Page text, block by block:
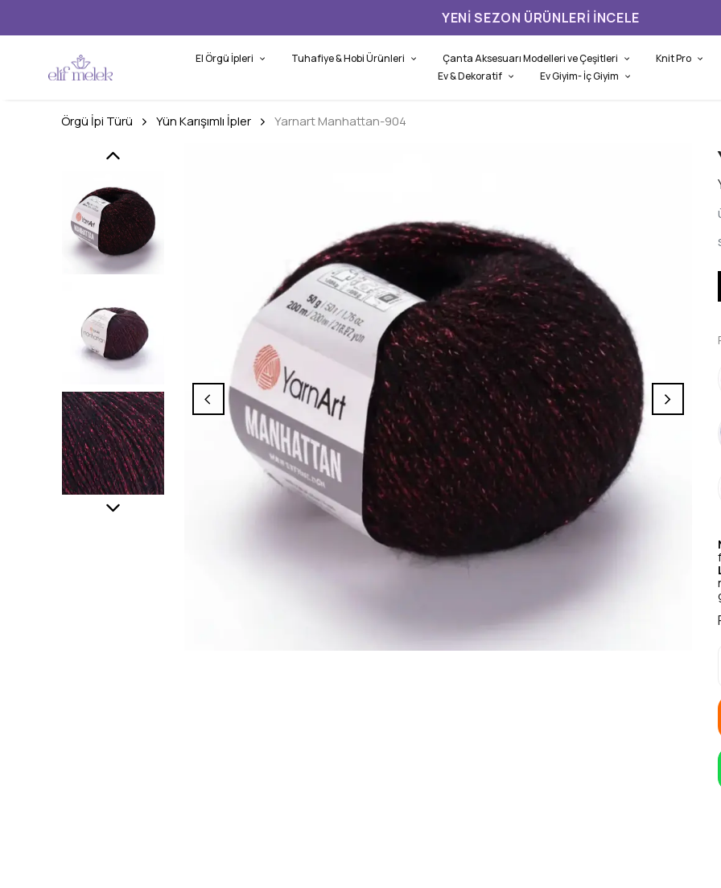
YENI SEZON ÜRÜNLERI İNCELE
El Örgü İpleri Tuhafiye & Hobi Ürünleri Çanta Aksesuarı Modelleri ve Çeşitleri Knit Pro
Ev & Dekoratif
Ev Giyim- İç Giyim
Örgü İpi Türü Yün Karışımlı İpler Yarnart Manhattan-904